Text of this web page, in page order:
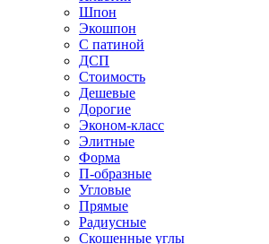
Шпон
Экошпон
С патиной
ДСП
Стоимость
Дешевые
Дорогие
Эконом-класс
Элитные
Форма
П-образные
Угловые
Прямые
Радиусные
Скошенные углы